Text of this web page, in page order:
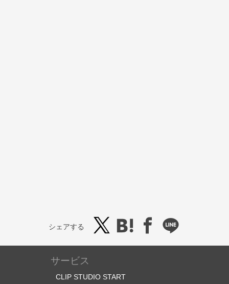
シェアする
サービス
CLIP STUDIO START